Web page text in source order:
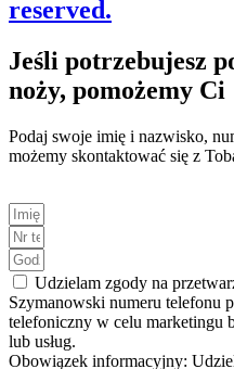
reserved.
Jeśli potrzebujesz
noży, pomożemy Ci
Podaj swoje imię i nazwisko,
możemy skontaktować się z
Udzielam zgody na
Szymanowski numeru telefonu
telefoniczny w celu marketingu
lub usług.
Obowiązek informacyjny: